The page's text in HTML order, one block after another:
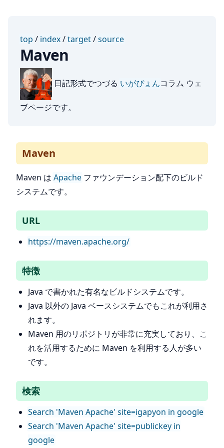
top / index/target/source
Maven
日記形式でつづる いがぴょんコラム ウェ
ブページです。
Maven
Maven は Apache ファウンデーション配下のビルド
システムです。
URL
https://maven.apache.org/
特徴
Java で書かれた有名なビルドシステムです。
Java 以外の Java ベースシステムでもこれが利用さ
れます。
Maven 用のリポジトリが非常に充実しており、こ
れを活用するために Maven を利用する人が多い
です。
検索
Search 'Maven Apache' site=igapyon in google
Search 'Maven Apache' site=publickey in
google